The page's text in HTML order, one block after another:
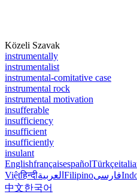
Közeli Szavak
instrumentally
instrumentalist
instrumental-comitative case
instrumental rock
instrumental motivation
insufferable
insufficiency
insufficient
insufficiently
insulant
EnglishfrançaisespañolTürkçe
Việtहिन्दीالعربية Filipinoفارسی
中文한국어